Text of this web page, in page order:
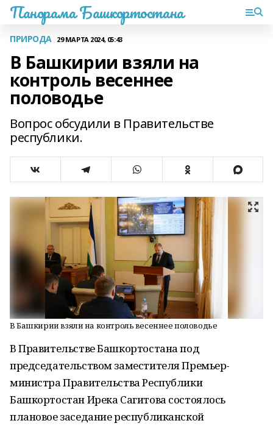
Панорама Башкортостана
ПРИРОДА 29 МАРТА 2024, 05:43
В Башкирии взяли на
контроль весеннее
половодье
Вопрос обсудили в Правительстве
республики.
В Башкирии взяли на контроль весеннее половодье
В Правительстве Башкортостана под
председательством заместителя Премьер-
министра Правительства Республики
Башкортостан Ирека Сагитова состоялось
плановое заседание республиканской